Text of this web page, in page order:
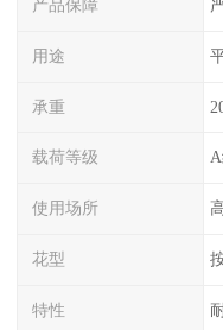
产品保障
用途
承重
载荷等级
使用场所
花型
特性